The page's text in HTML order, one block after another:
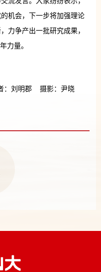
机会，下一步将加强理论
力争产出一批研究成果，
力量。
：刘明郡 摄影：尹晓